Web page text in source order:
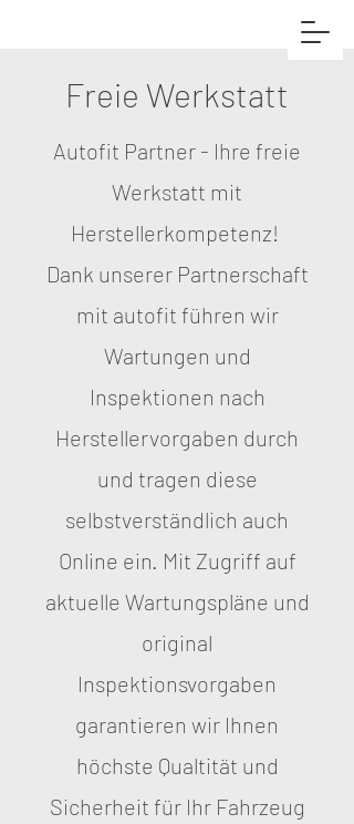
Freie Werkstatt
Autofit Partner - Ihre freie
Werkstatt mit
Herstellerkompetenz!
Dank unserer Partnerschaft
mit autofit führen wir
Wartungen und
Inspektionen nach
Herstellervorgaben durch
und tragen diese
selbstverständlich auch
Online ein. Mit Zugriff auf
aktuelle Wartungspläne und
original
Inspektionsvorgaben
garantieren wir Ihnen
höchste Qualtität und
Sicherheit für Ihr Fahrzeug